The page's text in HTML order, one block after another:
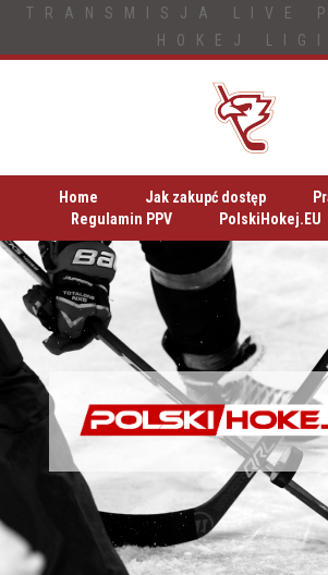
TRANSMISJA LIVE
HOKEJ LIGI
Home Jak zakupć dostęp
Regulamin PPV
PolskiHokej.EU